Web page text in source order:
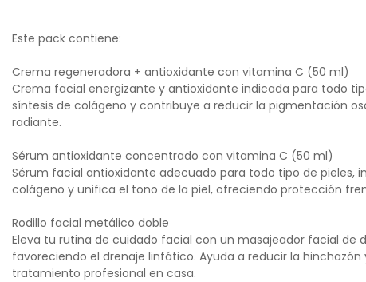
Este pack contiene:
Crema regeneradora + antioxidante con vitamina C (50 ml)
Crema facial energizante y antioxidante indicada para todo
síntesis de colágeno y contribuye a reducir la pigmentación
radiante.
Sérum antioxidante concentrado con vitamina C (50 ml)
Sérum facial antioxidante adecuado para todo tipo de pieles,
colágeno y unifica el tono de la piel, ofreciendo protección
Rodillo facial metálico doble
Eleva tu rutina de cuidado facial con un masajeador facial
favoreciendo el drenaje linfático. Ayuda a reducir la
tratamiento profesional en casa.